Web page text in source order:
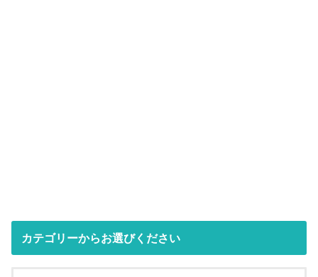
カテゴリーからお選びください